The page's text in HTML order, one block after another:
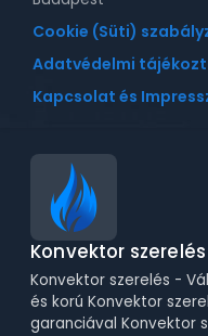
Cookie (Süti)
Adatvédelmi
Kapcsolat és
Konvektor
Konvektor szerelés -
és korú Konvektor
garanciával Konvektor